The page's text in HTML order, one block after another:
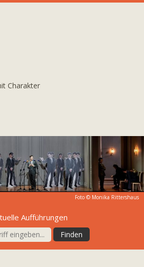
Charakter
Foto © Monika Rittershaus
Aufführungen